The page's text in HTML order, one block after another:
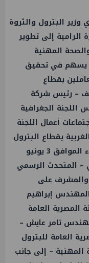
البترول والثروة
الرامية إلى تطوير
المهنية
يسهم في تحقيق
بقطاع
– رئيس شركة
اللجنة الجغرافية
أعمال اللجنة
بقطاع البترول
يومي الإثنين الموافق 11 مايو والأربعاء الموافق 3 يونيو
– المتحدث الرسمي
والمشرف على
إبراهيم
المصرية العامة
تامر عايش –
العامة للبترول
– إلى جانب